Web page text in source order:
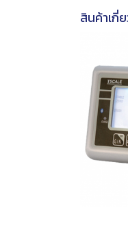
สินค้าเกี่